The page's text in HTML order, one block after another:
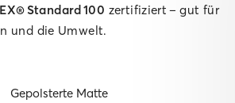
Standard 100 zertifiziert – gut für
und die Umwelt.
Gepolsterte Matte